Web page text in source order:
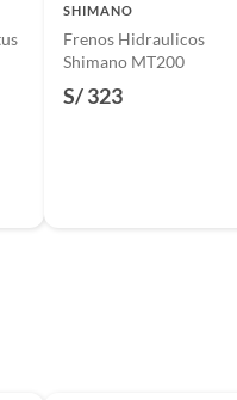
SHIMANO
Frenos Hidraulicos
Shimano MT200
S/ 323